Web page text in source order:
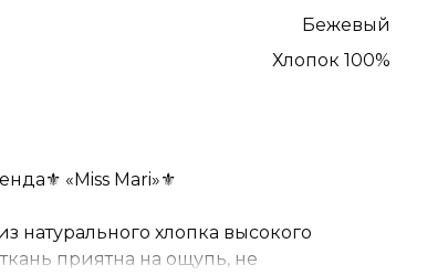
Бежевый
Хлопок 100%
«Miss Mari»⚜️
натурального хлопка высокого
приятна на ощупь, не